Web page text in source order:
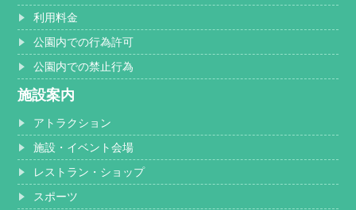
利用料金
公園内での行為許可
公園内での禁止行為
施設案内
アトラクション
施設・イベント会場
レストラン・ショップ
スポーツ